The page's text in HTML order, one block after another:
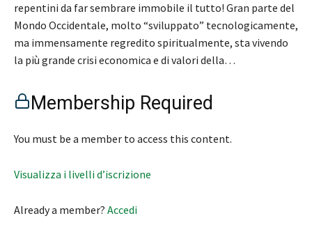
repentini da far sembrare immobile il tutto! Gran parte del
Mondo Occidentale, molto “sviluppato” tecnologicamente,
ma immensamente regredito spiritualmente, sta vivendo
la più grande crisi economica e di valori della…
Membership Required
You must be a member to access this content.
Visualizza i livelli d’iscrizione
Already a member? Accedi